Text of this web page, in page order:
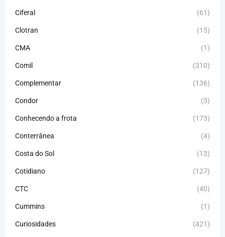
Ciferal (61)
Clotran (15)
CMA (1)
Comil (310)
Complementar (136)
Condor (3)
Conhecendo a frota (173)
Conterrânea (4)
Costa do Sol (13)
Cotidiano (127)
CTC (40)
Cummins (1)
Curiosidades (421)